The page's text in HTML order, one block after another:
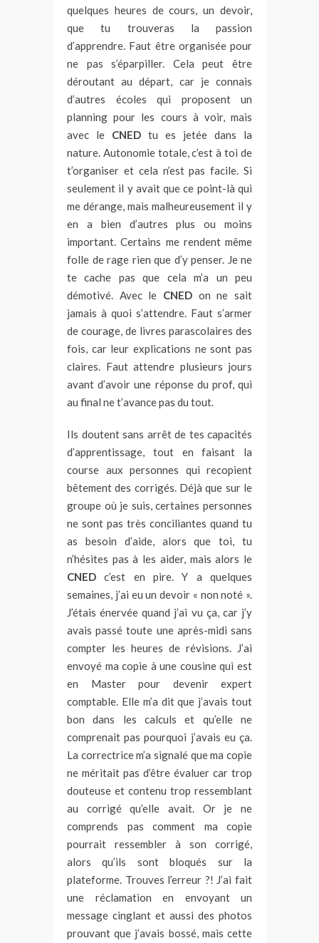
quelques heures de cours, un devoir,
que tu trouveras la passion
d’apprendre. Faut être organisée pour
ne pas s’éparpiller. Cela peut être
déroutant au départ, car je connais
d’autres écoles qui proposent un
planning pour les cours à voir, mais
avec le CNED tu es jetée dans la
nature. Autonomie totale, c’est à toi de
t’organiser et cela n’est pas facile. Si
seulement il y avait que ce point-là qui
me dérange, mais malheureusement il y
en a bien d’autres plus ou moins
important. Certains me rendent même
folle de rage rien que d’y penser. Je ne
te cache pas que cela m’a un peu
démotivé. Avec le CNED on ne sait
jamais à quoi s’attendre. Faut s’armer
de courage, de livres parascolaires des
fois, car leur explications ne sont pas
claires. Faut attendre plusieurs jours
avant d’avoir une réponse du prof, qui
au final ne t’avance pas du tout.
Ils doutent sans arrêt de tes capacités
d’apprentissage, tout en faisant la
course aux personnes qui recopient
bêtement des corrigés. Déjà que sur le
groupe où je suis, certaines personnes
ne sont pas très conciliantes quand tu
as besoin d’aide, alors que toi, tu
n’hésites pas à les aider, mais alors le
CNED c’est en pire. Y a quelques
semaines, j’ai eu un devoir « non noté ».
J’étais énervée quand j’ai vu ça, car j’y
avais passé toute une après-midi sans
compter les heures de révisions. J’ai
envoyé ma copie à une cousine qui est
en Master pour devenir expert
comptable. Elle m’a dit que j’avais tout
bon dans les calculs et qu’elle ne
comprenait pas pourquoi j’avais eu ça.
La correctrice m’a signalé que ma copie
ne méritait pas d’être évaluer car trop
douteuse et contenu trop ressemblant
au corrigé qu’elle avait. Or je ne
comprends pas comment ma copie
pourrait ressembler à son corrigé,
alors qu’ils sont bloqués sur la
plateforme. Trouves l’erreur ?! J’ai fait
une réclamation en envoyant un
message cinglant et aussi des photos
prouvant que j’avais bossé, mais cette